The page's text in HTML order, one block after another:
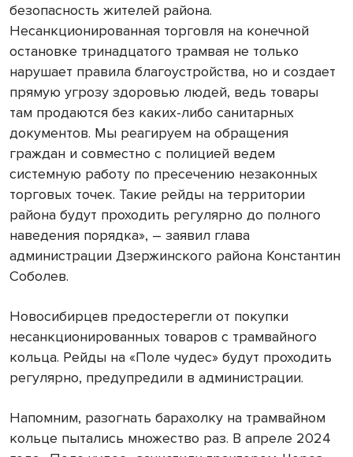
безопасность жителей района.
Несанкционированная торговля на конечной
остановке тринадцатого трамвая не только
нарушает правила благоустройства, но и создает
прямую угрозу здоровью людей, ведь товары
там продаются без каких-либо санитарных
документов. Мы реагируем на обращения
граждан и совместно с полицией ведем
системную работу по пресечению незаконных
торговых точек. Такие рейды на территории
района будут проходить регулярно до полного
наведения порядка», – заявил глава
администрации Дзержинского района Константин
Соболев.
Новосибирцев предостерегли от покупки
несанкционированных товаров с трамвайного
кольца. Рейды на «Поле чудес» будут проходить
регулярно, предупредили в администрации.
Напомним, разогнать барахолку на трамвайном
кольце пытались множество раз. В апреле 2024